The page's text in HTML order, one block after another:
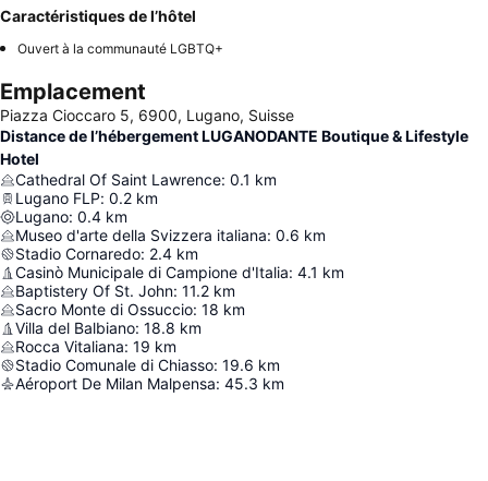
Caractéristiques de l’hôtel
Ouvert à la communauté LGBTQ+
Emplacement
Piazza Cioccaro 5, 6900, Lugano, Suisse
Distance de l’hébergement LUGANODANTE Boutique & Lifestyle
Hotel
Cathedral Of Saint Lawrence: 0.1 km
Lugano FLP: 0.2 km
Lugano: 0.4 km
Museo d'arte della Svizzera italiana: 0.6 km
Stadio Cornaredo: 2.4 km
Casinò Municipale di Campione d'Italia: 4.1 km
Baptistery Of St. John: 11.2 km
Sacro Monte di Ossuccio: 18 km
Villa del Balbiano: 18.8 km
Rocca Vitaliana: 19 km
Stadio Comunale di Chiasso: 19.6 km
Aéroport De Milan Malpensa: 45.3 km